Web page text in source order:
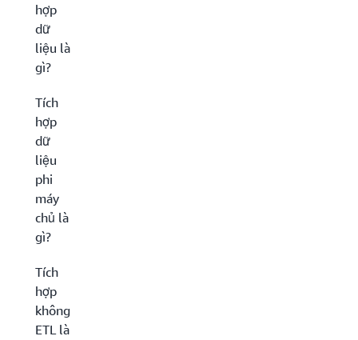
hợp
dữ
liệu là
gì?
Tích
hợp
dữ
liệu
phi
máy
chủ là
gì?
Tích
hợp
không
ETL là